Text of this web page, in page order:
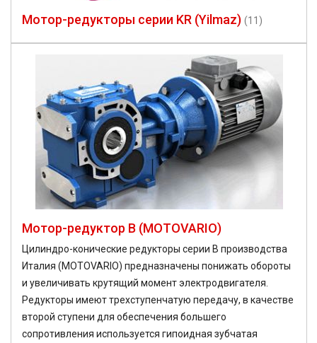
Мотор-редукторы серии KR (Yilmaz) (11)
Мотор-редуктор B (MOTOVARIO)
Цилиндро-конические редукторы серии B производства
Италия (MOTOVARIO) предназначены понижать обороты
и увеличивать крутящий момент электродвигателя.
Редукторы имеют трехступенчатую передачу, в качестве
второй ступени для обеспечения большего
сопротивления используется гипоидная зубчатая